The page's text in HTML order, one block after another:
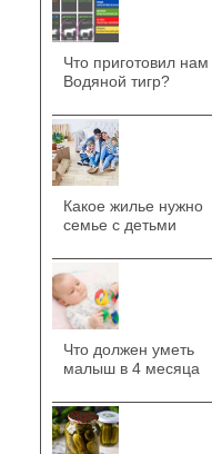
Что приготовил нам
Водяной тигр?
Какое жилье нужно
семье с детьми
Что должен уметь
малыш в 4 месяца